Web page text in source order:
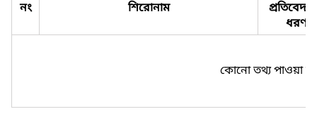
নং শিরোনাম
ধরণ
কোনো তথ্য পাওয়া